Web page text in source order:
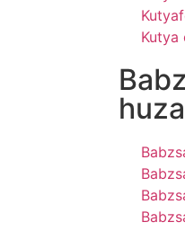
Kutya